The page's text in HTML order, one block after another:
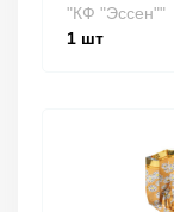
"КФ "Эссен""
1 шт